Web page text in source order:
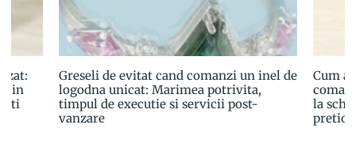
in
Greseli de evitat cand comanzi un inel de
logodna unicat: Marimea potrivita,
timpul de executie si servicii post-
vanzare
Cum
la